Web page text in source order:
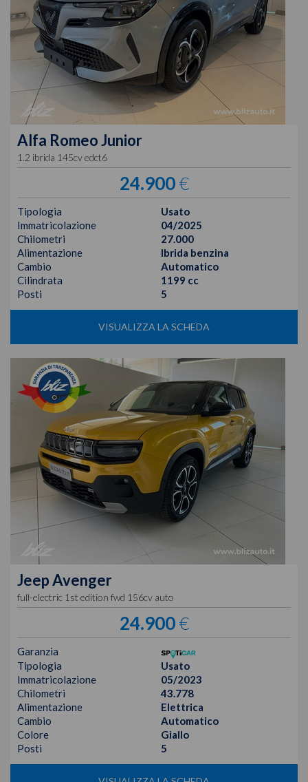
Alfa RomeoJunior
1.2 ibrida 145cv edct6
24.900€
Tipologia
Usato
Immatricolazione
04/2025
Chilometri
27.000
Alimentazione
Ibrida benzina
Cambio
Automatico
Cilindrata
1199 cc
Posti
5
VISUALIZZA LA SCHEDA
JeepAvenger
full-electric 1st edition fwd 156cv auto
24.900€
Garanzia
Tipologia
Usato
Immatricolazione
05/2023
Chilometri
43.778
Alimentazione
Elettrica
Cambio
Automatico
Colore
Giallo
Posti
5